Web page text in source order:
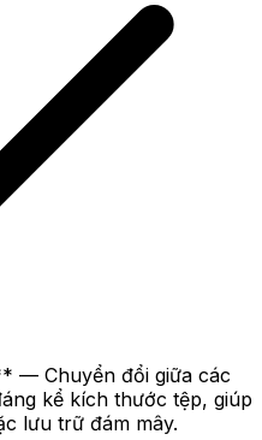
— Chuyển đổi giữa các
kể kích thước tệp, giúp
lưu trữ đám mây.